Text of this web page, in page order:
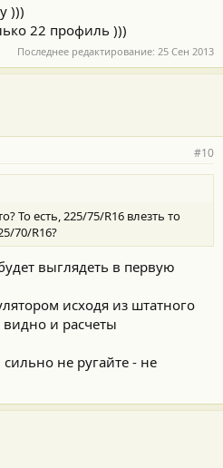
)))
22 профиль )))
Последнее редактирование: 25 Сен 2013
#10
То есть, 225/75/R16 влезть то
70/R16?
выглядеть в первую
исходя из штатного
видно и расчеты
не ругайте - не